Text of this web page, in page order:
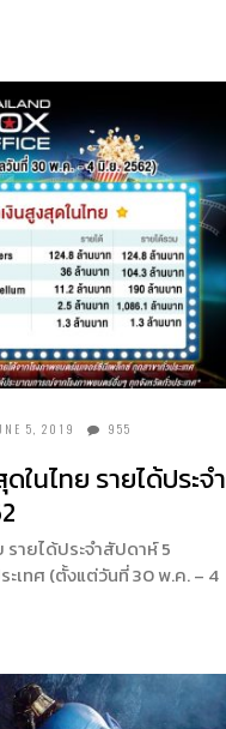
5, 2019 955
นไทย รายได้ประจำ
ายได้ประจำสัปดาห์ 5
เทศ (ตั้งแต่วันที่ 30 พ.ค. – 4